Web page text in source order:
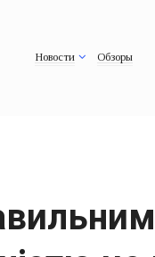
Новости Обзоры